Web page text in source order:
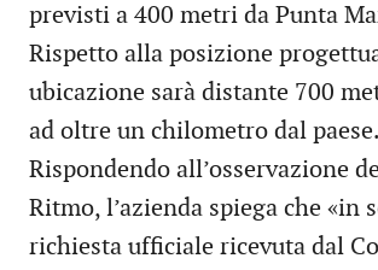
previsti a 400 metri da Punta
Rispetto alla posizione
ubicazione sarà distante 700
ad oltre un chilometro dal paese.
Rispondendo all’osservazione
Ritmo, l’azienda spiega che «in
richiesta ufficiale ricevuta dal